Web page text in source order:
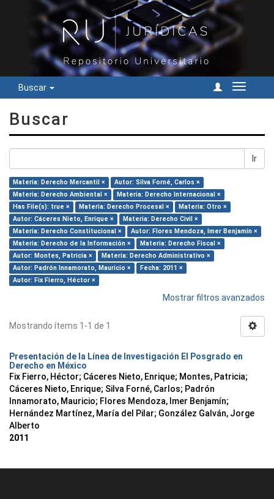
Buscar
Cambiar
Buscar
Ir
Materia: Derecho Mercantil ×
Autor: Silva Forné, Carlos ×
Materia: Derecho Ambiental ×
Materia: Derecho Internacional ×
Has File(s): true ×
Materia: Derecho Procesal ×
Materia: Otro ×
Autor: Cáceres Nieto, Enrique ×
Materia: Derecho Civil ×
Materia: Derecho Constitucional ×
Autor: Flores Mendoza, Imer Benjamín ×
Materia: Derecho de la Información ×
Materia: Derecho Fiscal ×
Autor: Montes, Patricia ×
Materia: Derecho Administrativo ×
Autor: Padrón Innamorato, Mauricio ×
Fecha: 2011 ×
Autor: Fix Fierro, Héctor ×
Mostrar filtros avanzados
Mostrando ítems 1-1 de 1
Presentación de la Línea de Investigación El Posgrado en
Derecho en México
Fix Fierro, Héctor; Cáceres Nieto, Enrique; Montes, Patricia;
Cáceres Nieto, Enrique; Silva Forné, Carlos; Padrón
Innamorato, Mauricio; Flores Mendoza, Imer Benjamín;
Hernández Martínez, María del Pilar; González Galván, Jorge
Alberto
2011